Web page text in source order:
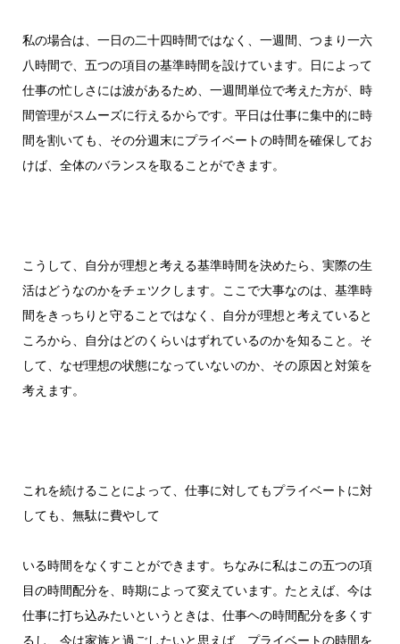
私の場合は、一日の二十四時間ではなく、一週間、つまり一六
八時間で、五つの項目の基準時間を設けています。日によって
仕事の忙しさには波があるため、一週間単位で考えた方が、時
間管理がスムーズに行えるからです。平日は仕事に集中的に時
間を割いても、その分週末にプライベートの時間を確保してお
けば、全体のバランスを取ることができます。
こうして、自分が理想と考える基準時間を決めたら、実際の生
活はどうなのかをチェツクします。ここで大事なのは、基準時
間をきっちりと守ることではなく、自分が理想と考えていると
ころから、自分はどのくらいはずれているのかを知ること。そ
して、なぜ理想の状態になっていないのか、その原因と対策を
考えます。
これを続けることによって、仕事に対してもプライベートに対
しても、無駄に費やして
いる時間をなくすことができます。ちなみに私はこの五つの項
目の時間配分を、時期によって変えています。たとえば、今は
仕事に打ち込みたいというときは、仕事ヘの時間配分を多くす
るし、今は家族と過ごしたいと思えば、プライベートの時間を